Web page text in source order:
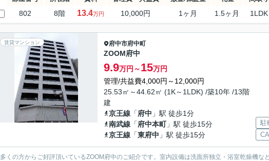
802 8階 13.4万円 10,000円 1ヶ月 1.5ヶ月 1LDK
賃貸マンション 府中市府中町
ZOOM府中
9.9万円～15万円
管理/共益費4,000円～12,000円
25.53㎡～44.62㎡ (1K～1LDK) /築10年 /13階
建
京王線 「府中 」駅 徒歩1分
南武線 「府中本町」駅 徒歩15分
京王線 「東府中 」駅 徒歩15分
駐
多くの方からご好評頂いているZOOM府中のご紹介です。室内設備は洗面所独立・浴室乾燥機